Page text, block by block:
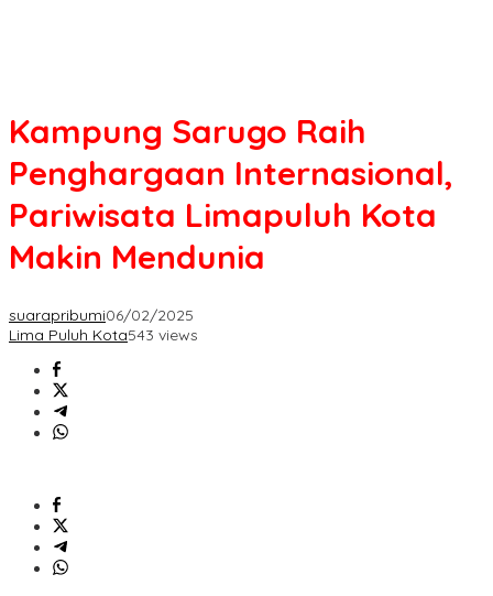
Kampung Sarugo Raih
Penghargaan Internasional,
Pariwisata Limapuluh Kota
Makin Mendunia
suarapribumi06/02/2025
Lima Puluh Kota543 views